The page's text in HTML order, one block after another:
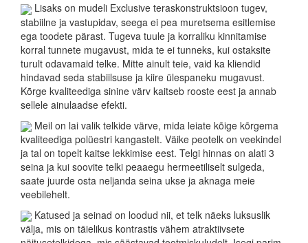
Lisaks on mudeli Exclusive teraskonstruktsioon tugev,
stabiilne ja vastupidav, seega ei pea muretsema esitlemise
ega toodete pärast. Tugeva tuule ja korraliku kinnitamise
korral tunnete mugavust, mida te ei tunneks, kui ostaksite
turult odavamaid telke. Mitte ainult teie, vaid ka kliendid
hindavad seda stabiilsuse ja kiire ülespaneku mugavust.
Kõrge kvaliteediga sinine värv kaitseb rooste eest ja annab
sellele ainulaadse efekti.
Meil on lai valik telkide värve, mida leiate kõige kõrgema
kvaliteediga polüestri kangastelt. Väike peotelk on veekindel
ja tal on topelt kaitse lekkimise eest. Telgi hinnas on alati 3
seina ja kui soovite telki peaaegu hermeetiliselt sulgeda,
saate juurde osta neljanda seina ukse ja aknaga meie
veebilehelt.
Katused ja seinad on loodud nii, et telk näeks luksuslik
välja, mis on täielikus kontrastis vähem atraktiivsete